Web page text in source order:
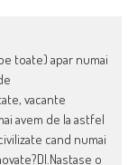
toate) apar numai
vacante
avem de la astfel
cand numai
o